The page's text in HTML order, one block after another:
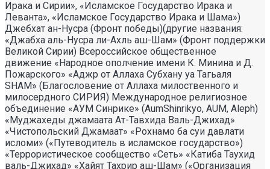
Ирака и Сирии», «Исламское Государство Ирака и
Леванта», «Исламское Государство Ирака и Шама»)
Джебхат ан-Нусра (Фронт победы)(другие названия:
«Джабха аль-Нусра ли-Ахль аш-Шам» (Фронт поддержки
Великой Сирии) Всероссийское общественное
движение «Народное ополчение имени К. Минина и Д.
Пожарского» «Аджр от Аллаха Субхану уа Тагьаля
SHAM» (Благословение от Аллаха милоственного и
милосердного СИРИЯ) Международное религиозное
объединение «АУМ Синрике» (AumShinrikyo, AUM, Aleph)
«Муджахеды джамаата Ат-Тавхида Валь-Джихад»
«Чистопольский Джамаат» «Рохнамо ба суи давлати
исломи» («Путеводитель в исламское государство»)
«Террористическое сообщество «Сеть» «Катиба Таухид
валь-Джихад» «Хайят Тахрир аш-Шам» («Организация